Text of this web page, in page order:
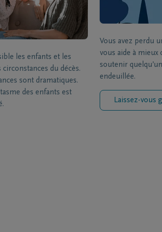
les enfants et les
du décès.
sont dramatiques.
des enfants est
Vous avez perdu
vous aide à
soutenir
endeuillée.
Laissez-vous